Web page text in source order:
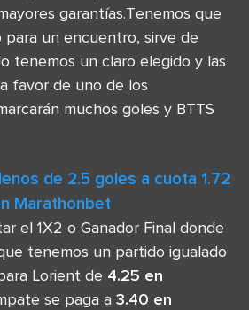
garantías.Tenemos que
para un encuentro, sirve de
tenemos un claro elegido y las
favor de uno de los
muchos goles y BTTS
de 2.5 goles a cuota 1.72
Marathonbet
el 1X2 o Ganador Final donde
tenemos un partido igualado
Lorient de 4.25 en
se paga a 3.40 en